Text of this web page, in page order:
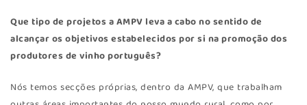
Que tipo de projetos a AMPV leva a cabo no sentido de
alcançar os objetivos estabelecidos por si na promoção dos
produtores de vinho português?
Nós temos secções próprias, dentro da AMPV, que trabalham